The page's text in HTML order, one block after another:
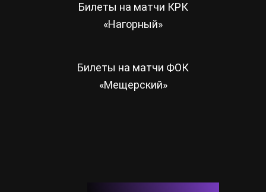
Билеты на матчи КРК
«Нагорный»
Билеты на матчи ФОК
«Мещерский»